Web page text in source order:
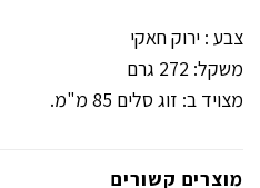
צבע : ירוק חאקי
משקל: 272 גרם
מצויד ב: זוג סלים 85 מ"מ.
מוצרים קשורים